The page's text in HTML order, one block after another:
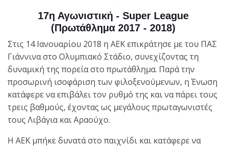
17η Αγωνιστική - Super League
(Πρωτάθλημα 2017 - 2018)
Στις 14 Ιανουαρίου 2018 η ΑΕΚ επικράτησε με του ΠΑΣ
Γιάννινα στο Ολυμπιακό Στάδιο, συνεχίζοντας τη
δυναμική της πορεία στο πρωτάθλημα. Παρά την
προσωρινή ισοφάριση των φιλοξενούμενων, η Ένωση
κατάφερε να επιβάλει τον ρυθμό της και να πάρει τους
τρεις βαθμούς, έχοντας ως μεγάλους πρωταγωνιστές
τους Λιβάγια και Αραούχο.
Η ΑΕΚ μπήκε δυνατά στο παιχνίδι και κατάφερε να